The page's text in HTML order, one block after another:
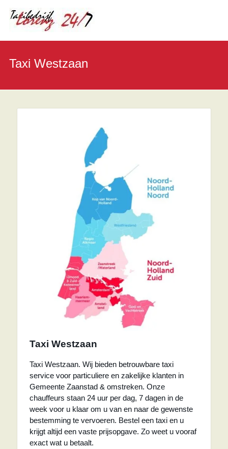
Taxi Westzaan
Taxi Westzaan
Taxi Westzaan. Wij bieden betrouwbare taxi
service voor particuliere en zakelijke klanten in
Gemeente Zaanstad & omstreken. Onze
chauffeurs staan 24 uur per dag, 7 dagen in de
week voor u klaar om u van en naar de gewenste
bestemming te vervoeren. Bestel een taxi en u
krijgt altijd een vaste prijsopgave. Zo weet u vooraf
exact wat u betaalt.